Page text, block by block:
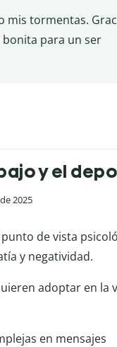
mis tormentas.
bonita para un ser
y el
2025
de vista
y negatividad.
adoptar en la
en mensajes